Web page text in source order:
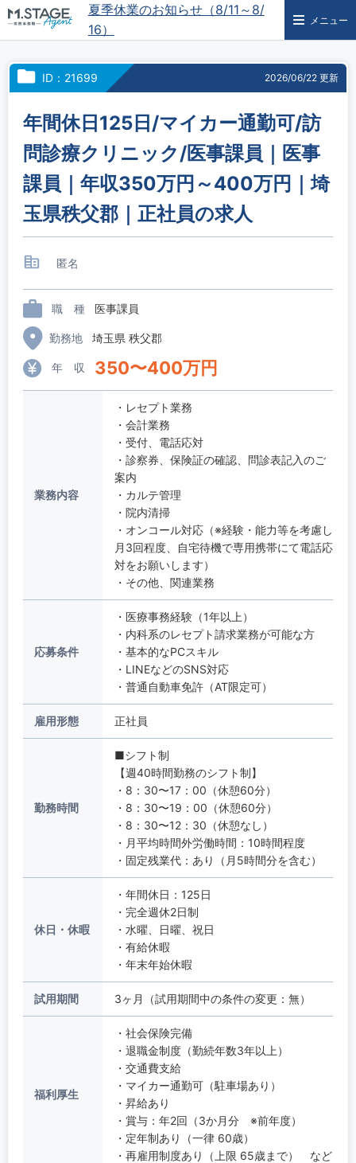
夏季休業のお知らせ（8/11～8/
16）
メニュー
ID：21699 2026/06/22 更新
年間休日125日/マイカー通勤可/訪
問診療クリニック/医事課員｜医事
課員｜年収350万円～400万円｜埼
玉県秩父郡｜正社員の求人
匿名
職 種 医事課員
勤務地 埼玉県 秩父郡
年 収 350〜400万円
業務内容
・レセプト業務
・会計業務
・受付、電話応対
・診察券、保険証の確認、問診表記入のご
案内
・カルテ管理
・院内清掃
・オンコール対応（※経験・能力等を考慮し
月3回程度、自宅待機で専用携帯にて電話応
対をお願いします）
・その他、関連業務
応募条件
・医療事務経験（1年以上）
・内科系のレセプト請求業務が可能な方
・基本的なPCスキル
・LINEなどのSNS対応
・普通自動車免許（AT限定可）
雇用形態 正社員
勤務時間
■シフト制
【週40時間勤務のシフト制】
・8：30〜17：00（休憩60分）
・8：30〜19：00（休憩60分）
・8：30〜12：30（休憩なし）
・月平均時間外労働時間：10時間程度
・固定残業代：あり（月5時間分を含む）
休日・休暇
・年間休日：125日
・完全週休2日制
・水曜、日曜、祝日
・有給休暇
・年末年始休暇
試用期間 3ヶ月（試用期間中の条件の変更：無）
福利厚生
・社会保険完備
・退職金制度（勤続年数3年以上）
・交通費支給
・マイカー通勤可（駐車場あり）
・昇給あり
・賞与：年2回（3か月分 ※前年度）
・定年制あり（一律 60歳）
・再雇用制度あり（上限 65歳まで） など